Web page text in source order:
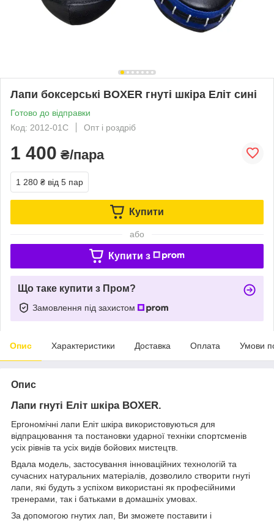
Лапи боксерські BOXER гнуті шкіра Еліт сині
Готово до відправки
Код: 2012-01С
Опт і роздріб
1 400 ₴/пара
1 280 ₴ від 5 пар
Купити
або
Купити з
Що таке купити з Пром?
Замовлення під захистом
Опис Характеристики Доставка Оплата Умови
Опис
Лапи гнуті Еліт шкіра BOXER.
Ергономічні лапи Еліт шкіра використовуються для
відпрацювання та постановки ударної техніки спортсменів
усіх рівнів та усіх видів бойових мистецтв.
Вдала модель, застосування інноваційних технологій та
сучасних натуральних матеріалів, дозволило створити гнуті
лапи, які будуть з успіхом використані як професійними
тренерами, так і батьками в домашніх умовах.
За допомогою гнутих лап, Ви зможете поставити і